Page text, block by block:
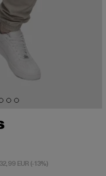
en promotion: 59,99 EUR
EUR (-13%)